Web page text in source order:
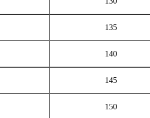
135
140
145
150